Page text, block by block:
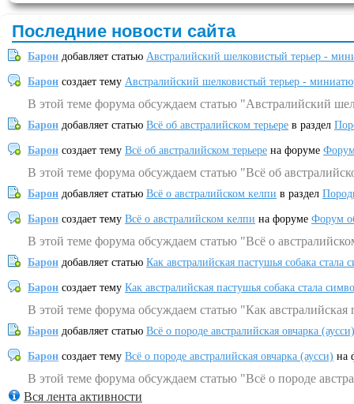
Последние новости сайта
Барон добавляет статью Австралийский шелковистый терьер -
Барон создает тему Австралийский шелковистый терьер -
В этой теме форума обсуждаем статью "Австралийский
Барон добавляет статью Всё об австралийском терьере в раздел
Барон создает тему Всё об австралийском терьере на форуме
В этой теме форума обсуждаем статью "Всё об
Барон добавляет статью Всё о австралийском келпи в раздел
Барон создает тему Всё о австралийском келпи на форуме Форум
В этой теме форума обсуждаем статью "Всё о
Барон добавляет статью Как австралийская пастушья собака
Барон создает тему Как австралийская пастушья собака стала
В этой теме форума обсуждаем статью "Как
Барон добавляет статью Всё о породе австралийская овчарка (аусси)
Барон создает тему Всё о породе австралийская овчарка (аусси) на
В этой теме форума обсуждаем статью "Всё о породе
Вся лента активности